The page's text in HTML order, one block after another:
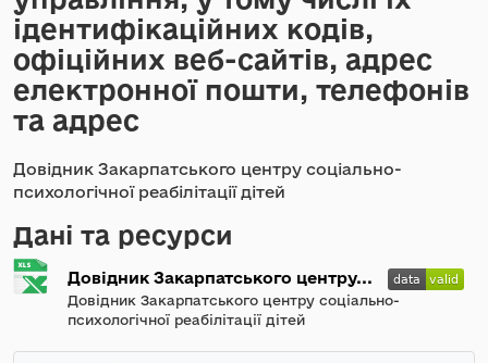
ідентифікаційних кодів,
офіційних веб-сайтів, адрес
електронної пошти, телефонів
та адрес
Довідник Закарпатського центру соціально-
психологічної реабілітації дітей
Дані та ресурси
Довідник Закарпатського центру...
Довідник Закарпатського центру соціально-
психологічної реабілітації дітей